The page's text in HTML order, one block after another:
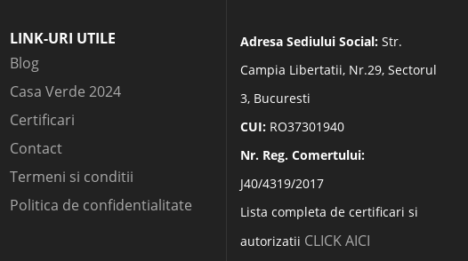
LINK-URI UTILE
Blog
Casa Verde 2024
Certificari
Contact
Termeni si conditii
Politica de confidentialitate
Adresa Sediului Social:Str.
Campia Libertatii, Nr.29, Sectorul
3, Bucuresti
CUI:RO37301940
Nr. Reg. Comertului:
J40/4319/2017
Lista completa de certificari si
autorizatii CLICK AICI